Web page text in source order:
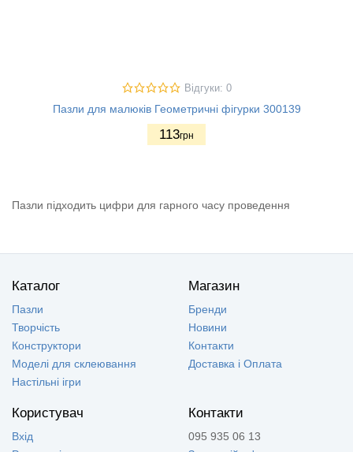
Відгуки: 0
Пазли для малюків Геометричні фігурки 300139
113грн
Пазли підходить цифри для гарного часу проведення
Каталог
Пазли
Творчість
Конструктори
Моделі для склеювання
Настільні ігри
Магазин
Бренди
Новини
Контакти
Доставка і Оплата
Користувач
Вхід
Контакти
095 935 06 13